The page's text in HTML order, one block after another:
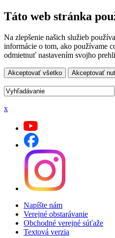
Táto web stránka
Na zlepšenie našich služieb
informácie o tom, ako používame
odmietnuť nastavením svojho
Akceptovať všetko Akceptovať
x
Napíšte nám
Verejné obstarávanie
Obchodné verejné súťaže
Textová verzia